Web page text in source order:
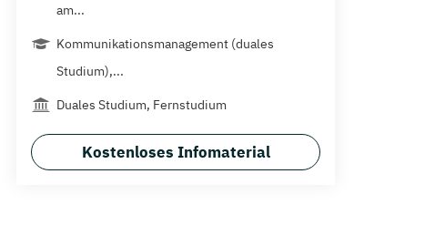
am...
Kommunikationsmanagement (duales
Studium),...
Duales Studium, Fernstudium
Kostenloses Infomaterial